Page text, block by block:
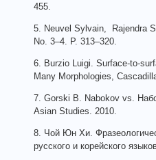
455.
5. Neuvel Sylvain, Rajendra
No. 3–4. P. 313–320.
6. Burzio Luigi. Surface-to-
Many Morphologies,
7. Gorski B. Nabokov vs.
Asian Studies. 2010.
8. Чой Юн Хи.
русского и корейского